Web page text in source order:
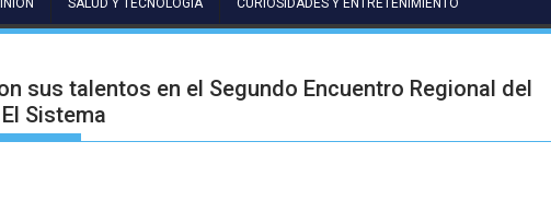
sus talentos en el Segundo Encuentro Regional del
Sistema